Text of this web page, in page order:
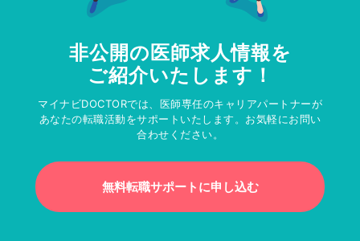
非公開の医師求人情報を
ご紹介いたします！
マイナビDOCTORでは、医師専任のキャリアパートナーが
あなたの転職活動をサポートいたします。お気軽にお問い
合わせください。
無料転職サポートに申し込む